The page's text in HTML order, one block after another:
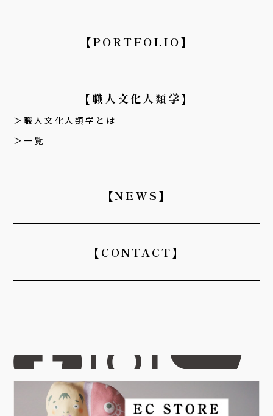
【PORTFOLIO】
【職人文化人類学】
職人文化人類学とは
一覧
【NEWS】
【CONTACT】